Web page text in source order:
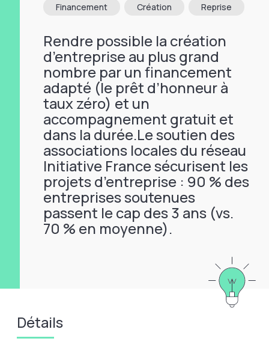
Financement Création Reprise
Rendre possible la création
d’entreprise au plus grand
nombre par un financement
adapté (le prêt d’honneur à
taux zéro) et un
accompagnement gratuit et
dans la durée.Le soutien des
associations locales du réseau
Initiative France sécurisent les
projets d’entreprise : 90 % des
entreprises soutenues
passent le cap des 3 ans (vs.
70 % en moyenne).
Détails